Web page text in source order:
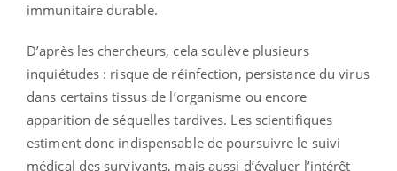
immunitaire durable.
D’après les chercheurs, cela soulève plusieurs
inquiétudes : risque de réinfection, persistance du virus
dans certains tissus de l’organisme ou encore
apparition de séquelles tardives. Les scientifiques
estiment donc indispensable de poursuivre le suivi
médical des survivants, mais aussi d’évaluer l’intérêt